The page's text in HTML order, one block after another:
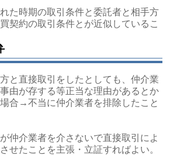
た時期の取引条件と委託者と相手方
契約の取引条件とが近似しているこ
と直接取引をしたとしても、仲介業
由が存する等正当な理由があるとか
合→不当に仲介業者を排除したこと
仲介業者を介さないで直接取引によ
せたことを主張・立証すればよい。